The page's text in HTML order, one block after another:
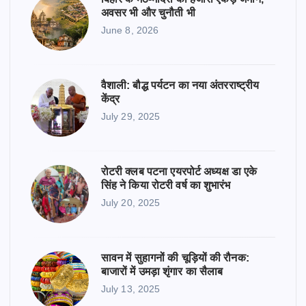
अवसर भी और चुनौती भी
June 8, 2026
वैशाली: बौद्ध पर्यटन का नया अंतरराष्ट्रीय
केंद्र
July 29, 2025
रोटरी क्लब पटना एयरपोर्ट अध्यक्ष डा एके
सिंह ने किया रोटरी वर्ष का शुभारंभ
July 20, 2025
सावन में सुहागनों की चूड़ियों की रौनक:
बाजारों में उमड़ा शृंगार का सैलाब
July 13, 2025